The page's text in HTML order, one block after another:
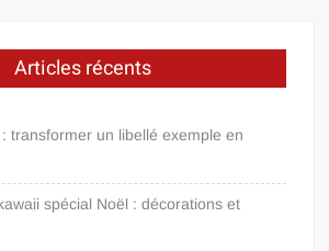
Articles récents
transformer un libellé exemple en
spécial Noël : décorations et